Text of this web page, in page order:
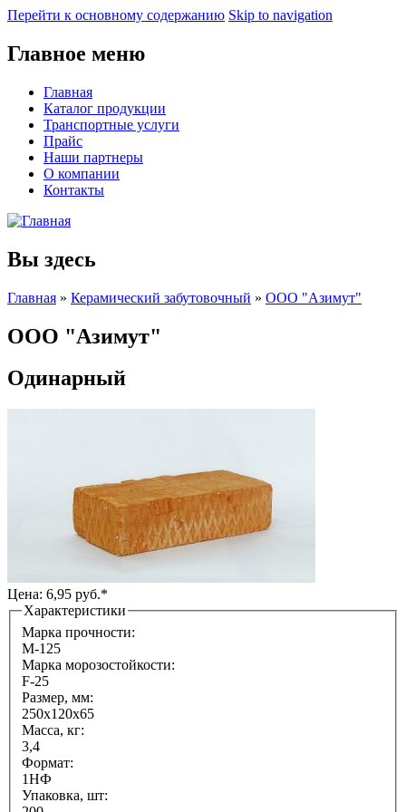
Перейти к основному содержанию Skip to navigation
Главное меню
Главная
Каталог продукции
Транспортные услуги
Прайс
Наши партнеры
О компании
Контакты
Вы здесь
Главная » Керамический забутовочный » ООО "Азимут"
ООО "Азимут"
Одинарный
Цена: 6,95 руб.*
Характеристики
Марка прочности:
М-125
Марка морозостойкости:
F-25
Размер, мм:
250х120х65
Масса, кг:
3,4
Формат:
1НФ
Упаковка, шт: